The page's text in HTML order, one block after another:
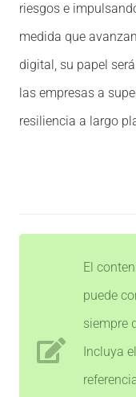
riesgos e
medida que
digital, su papel
las empresas a
resiliencia a largo
El
puede
siempre
Incluya